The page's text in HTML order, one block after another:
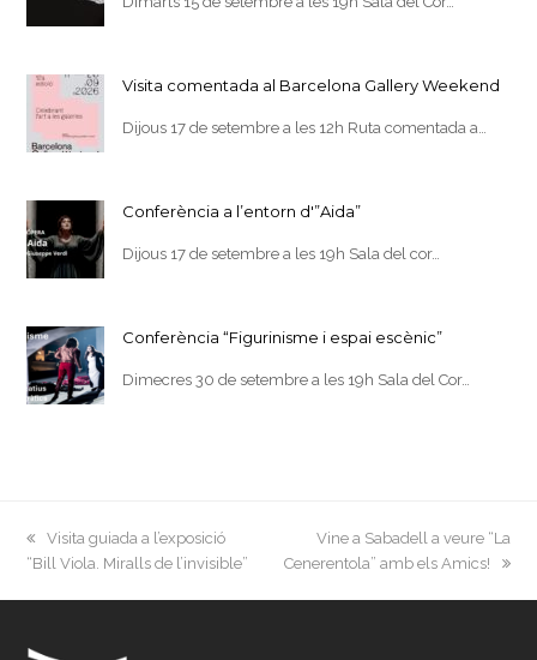
Visita comentada al Barcelona Gallery Weekend
Dijous 17 de setembre a les 12h Ruta comentada a…
Conferència a l’entorn d'”Aida”
Dijous 17 de setembre a les 19h Sala del cor…
Conferència “Figurinisme i espai escènic”
Dimecres 30 de setembre a les 19h Sala del Cor…
previous
post:
Visita guiada a l’exposició
“Bill Viola. Miralls de l’invisible”
next
post:
Vine a Sabadell a veure “La
Cenerentola” amb els Amics!